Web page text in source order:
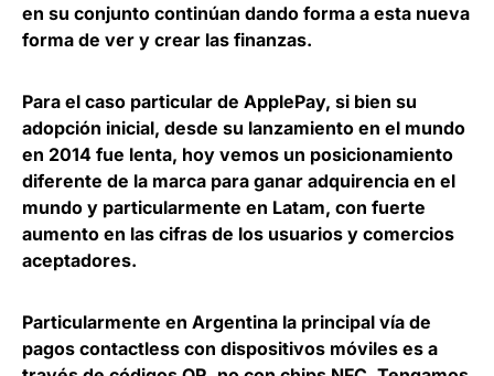
en su conjunto continúan dando forma a esta nueva
forma de ver y crear las finanzas.
Para el caso particular de ApplePay, si bien su
adopción inicial, desde su lanzamiento en el mundo
en 2014 fue lenta, hoy vemos un posicionamiento
diferente de la marca para ganar adquirencia en el
mundo y particularmente en Latam, con fuerte
aumento en las cifras de los usuarios y comercios
aceptadores.
Particularmente en Argentina la principal vía de
pagos contactless con dispositivos móviles es a